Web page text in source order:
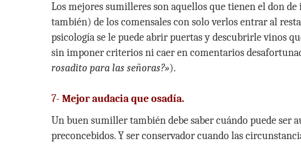
Los mejores sumilleres son aquellos que tienen el don
también) de los comensales con solo verlos entrar al
psicología se le puede abrir puertas y descubrirle vinos
sin imponer criterios ni caer en comentarios
rosadito para las señoras?»).
7- Mejor audacia que osadía.
Un buen sumiller también debe saber cuándo puede ser
preconcebidos. Y ser conservador cuando las